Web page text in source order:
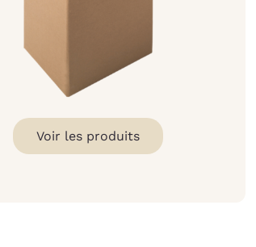
Voir les produits